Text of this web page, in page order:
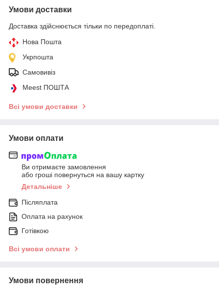
Умови доставки
Доставка здійснюється тільки по передоплаті.
Нова Пошта
Укрпошта
Самовивіз
Meest ПОШТА
Всі умови доставки
Умови оплати
Ви отримаєте замовлення
або гроші повернуться на вашу картку
Детальніше
Післяплата
Оплата на рахунок
Готівкою
Всі умови оплати
Умови повернення